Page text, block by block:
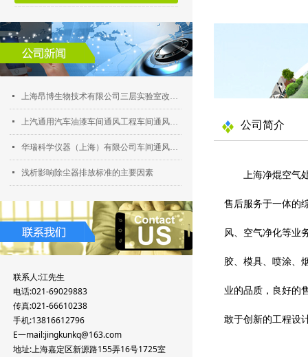
넷 上海昂博生物技术有限公司三层实验室改造安装工程
넷 上汽通用汽车油漆车间通风工程车间通风工程
넷 华瑞科学仪器（上海）有限公司车间通风、照明、供气改造工程
넷 浅析影响除尘器排放标准的主要因素
联系人:江先生
电话:021-69029883
传真:021-66610238
手机:13816612796
E一mail:jingkunkq@163.com
地址:上海嘉定区新源路155弄16号1725室
公司简介
上海净焜空气处
售后服务于一体的
风、空气净化等业
胶、模具、喷涂、
业的品质，良好的
敢于创新的工程设